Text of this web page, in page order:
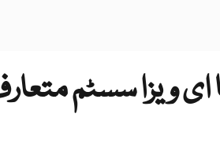
ای ویزا سسٹم